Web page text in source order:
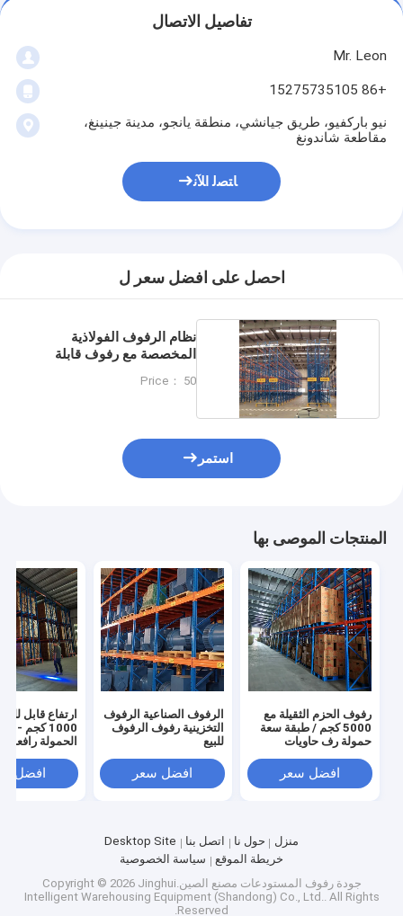
تفاصيل الاتصال
Mr. Leon
+86 15275735105
نيو باركفيو، طريق جيانشي، منطقة يانجو، مدينة جينينغ،
مقاطعة شاندونغ
ﺎﺘﺼﻟ ﺍﻶﻧ
احصل على افضل سعر ل
نظام الرفوف الفولاذية
المخصصة مع رفوف قابلة
Price： 50
استمر
المنتجات الموصى بها
رفوف الحزم الثقيلة مع
5000 كجم / طبقة سعة
حمولة رف حاويات
افضل سعر
الرفوف الصناعية الرفوف
التخزينية رفوف الرفوف
للبيع
افضل سعر
ارتفاع قابل
الحمولة رافعة
البليت رفوف
افضل
منزل حول نا اتصل بنا
Desktop Site
خريطة الموقع
سياسة الخصوصية
جودةرفوف المستودعات
مصنع الصين.Copyright © 2026 Jinghui
Intelligent Warehousing Equipment (Shandong) Co., Ltd.. All Rights
Reserved.